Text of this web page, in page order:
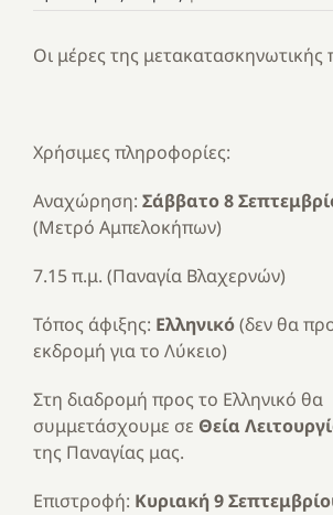
Οι μέρες της μετακατασκηνωτικής
Χρήσιμες πληροφορίες:
Αναχώρηση: Σάββατο 8
(Μετρό Αμπελοκήπων)
7.15 π.μ. (Παναγία Βλαχερνών)
Τόπος άφιξης: Ελληνικό(δεν θα
εκδρομή για το Λύκειο)
Στη διαδρομή προς το Ελληνικό θα
συμμετάσχουμε σε Θεία
της Παναγίας μας.
Επιστροφή: Κυριακή 9